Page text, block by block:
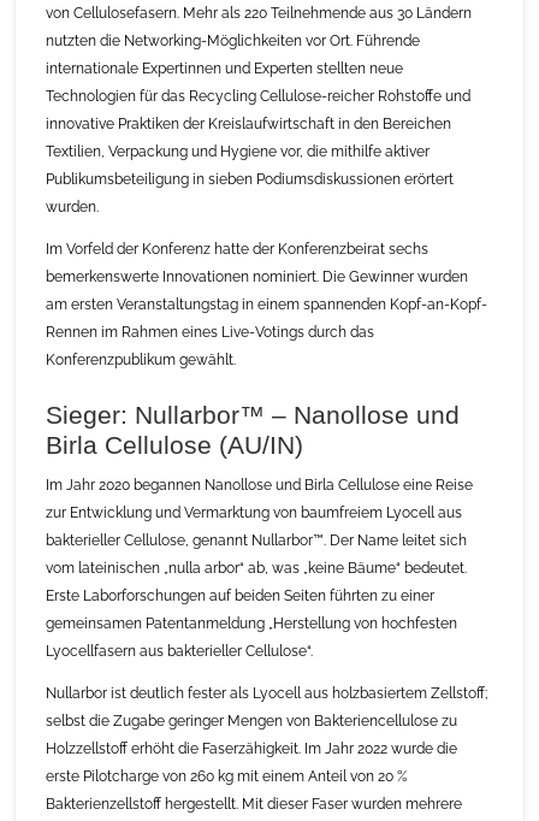
von Cellulosefasern. Mehr als 220 Teilnehmende aus 30 Ländern
nutzten die Networking-Möglichkeiten vor Ort. Führende
internationale Expertinnen und Experten stellten neue
Technologien für das Recycling Cellulose-reicher Rohstoffe und
innovative Praktiken der Kreislaufwirtschaft in den Bereichen
Textilien, Verpackung und Hygiene vor, die mithilfe aktiver
Publikumsbeteiligung in sieben Podiumsdiskussionen erörtert
wurden.
Im Vorfeld der Konferenz hatte der Konferenzbeirat sechs
bemerkenswerte Innovationen nominiert. Die Gewinner wurden
am ersten Veranstaltungstag in einem spannenden Kopf-an-Kopf-
Rennen im Rahmen eines Live-Votings durch das
Konferenzpublikum gewählt.
Sieger: Nullarbor™ – Nanollose und
Birla Cellulose (AU/IN)
Im Jahr 2020 begannen Nanollose und Birla Cellulose eine Reise
zur Entwicklung und Vermarktung von baumfreiem Lyocell aus
bakterieller Cellulose, genannt Nullarbor™. Der Name leitet sich
vom lateinischen „nulla arbor“ ab, was „keine Bäume“ bedeutet.
Erste Laborforschungen auf beiden Seiten führten zu einer
gemeinsamen Patentanmeldung „Herstellung von hochfesten
Lyocellfasern aus bakterieller Cellulose“.
Nullarbor ist deutlich fester als Lyocell aus holzbasiertem Zellstoff;
selbst die Zugabe geringer Mengen von Bakteriencellulose zu
Holzzellstoff erhöht die Faserzähigkeit. Im Jahr 2022 wurde die
erste Pilotcharge von 260 kg mit einem Anteil von 20 %
Bakterienzellstoff hergestellt. Mit dieser Faser wurden mehrere